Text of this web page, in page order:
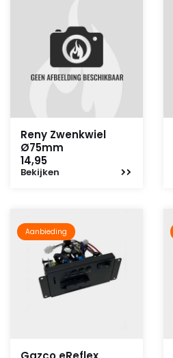
Reny Zwenkwiel
Ø75mm
14,95
Bekijken
Aanbieding